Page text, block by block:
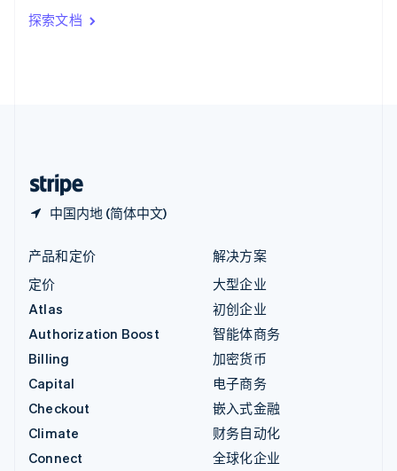
探索文档
中国内地 (简体中文)
印度
English
产品和定价
定价
Atlas
Authorization Boost
Billing
Capital
Checkout
Climate
Connect
解决方案
大型企业
初创企业
智能体商务
加密货币
电子商务
嵌入式金融
财务自动化
全球化企业